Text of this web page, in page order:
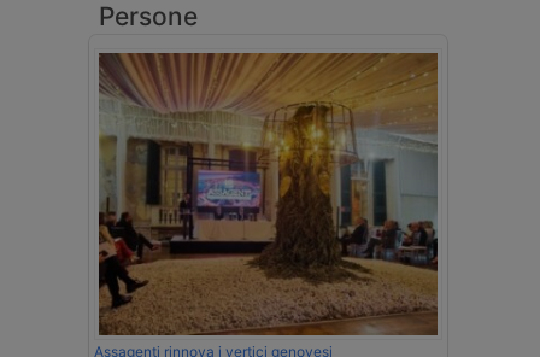
Persone
Assagenti rinnova i vertici genovesi